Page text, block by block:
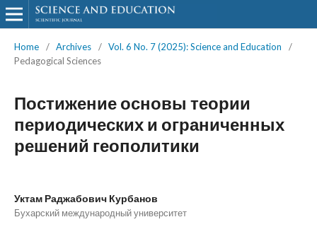
Home / Archives / Vol. 6 No. 7 (2025): Science and Education
/
Pedagogical Sciences
Постижение основы теории
периодических и ограниченных
решений геополитики
Уктам Раджабович Курбанов
Бухарский международный университет